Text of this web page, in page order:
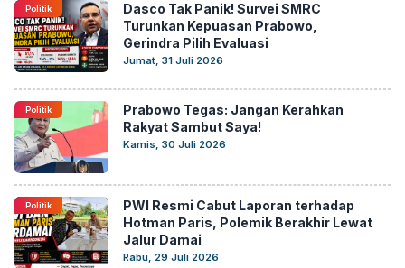
Politik
Dasco Tak Panik! Survei SMRC
Turunkan Kepuasan Prabowo,
Gerindra Pilih Evaluasi
Jumat, 31 Juli 2026
Politik
Prabowo Tegas: Jangan Kerahkan
Rakyat Sambut Saya!
Kamis, 30 Juli 2026
Politik
PWI Resmi Cabut Laporan terhadap
Hotman Paris, Polemik Berakhir Lewat
Jalur Damai
Rabu, 29 Juli 2026